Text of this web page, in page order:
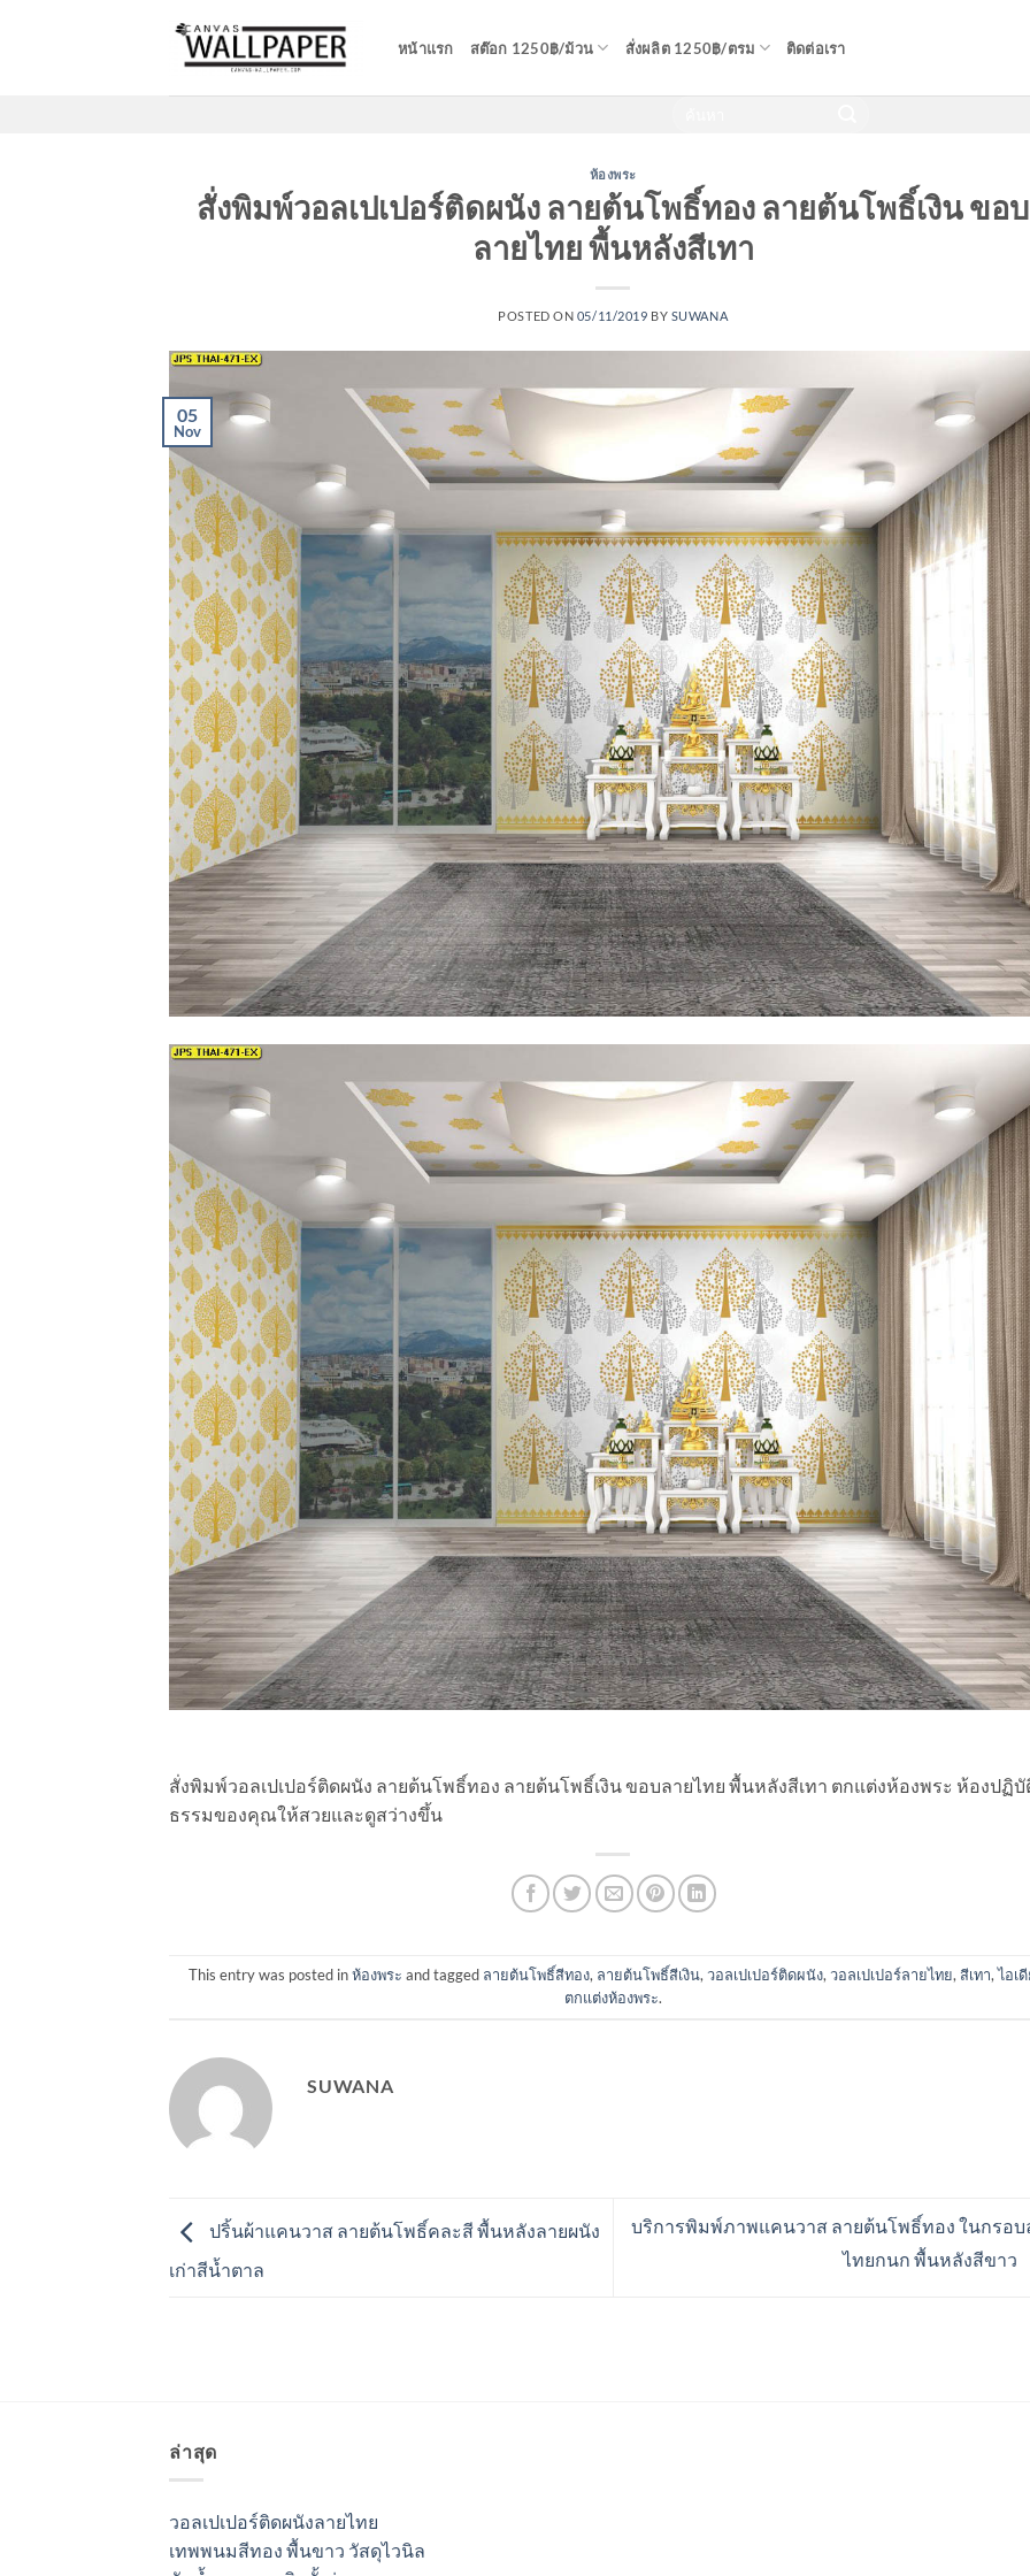
หน้าแรก สต๊อก 1250฿/ม้วน สั่งผลิต 1250฿/ตรม ติดต่อเรา
ห้องพระ
สั่งพิมพ์วอลเปเปอร์ติดผนัง ลายต้นโพธิ์ทอง ลายต้นโพธิ์เงิน ขอบ
ลายไทย พื้นหลังสีเทา
POSTED ON 05/11/2019 BY SUWANA
05
Nov
สั่งพิมพ์วอลเปเปอร์ติดผนัง ลายต้นโพธิ์ทอง ลายต้นโพธิ์เงิน ขอบลายไทย พื้นหลังสีเทา ตกแต่งห้องพระ ห้องปฏิบั
ธรรมของคุณให้สวยและดูสว่างขึ้น
This entry was posted inห้องพระ and tagged ลายต้นโพธิ์สีทอง, ลายต้นโพธิ์สีเงิน,วอลเปเปอร์ติดผนัง,วอลเปเปอร์ลายไทย, สีเทา,ไอเ
ตกแต่งห้องพระ.
SUWANA
ปริ้นผ้าแคนวาส ลายต้นโพธิ์คละสี พื้นหลังลายผนัง
เก่าสีน้ำตาล
บริการพิมพ์ภาพแคนวาส ลายต้นโพธิ์ทอง ในกรอบ
ไทยกนก พื้นหลังสีขาว
ล่าสุด
วอลเปเปอร์ติดผนังลายไทย
เทพพนมสีทอง พื้นขาว วัสดุไวนิล